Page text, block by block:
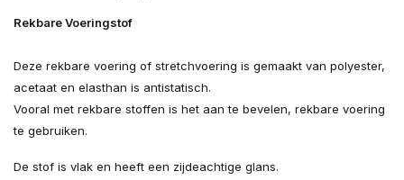
Rekbare Voeringstof
Deze rekbare voering of stretchvoering is gemaakt van polyester,
acetaat en elasthan is antistatisch.
Vooral met rekbare stoffen is het aan te bevelen, rekbare voering
te gebruiken.
De stof is vlak en heeft een zijdeachtige glans.